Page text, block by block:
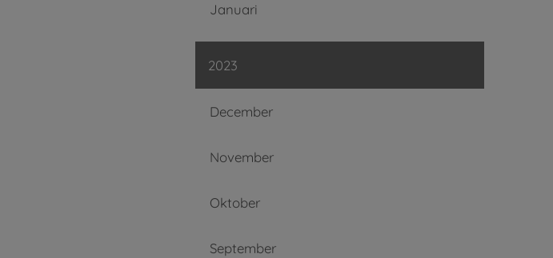
Januari
2023
December
November
Oktober
September